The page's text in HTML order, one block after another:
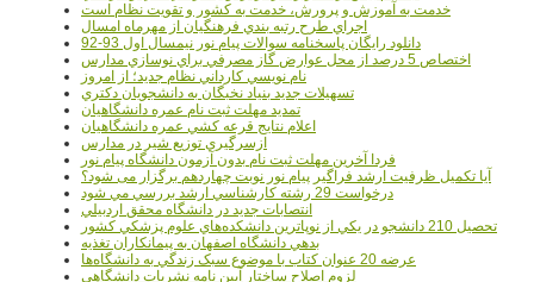
خدمت به آموزش و پرورش، خدمت به کشور و تقويت نظام است
اجراي طرح رتبه بندي فرهنگيان از مهرماه امسال
دانلود رایگان پاسخنامه سوالات پیام نور نیمسال اول 93-92
اختصاص 5 درصد از محل عوارض گاز مصرفي براي نوسازي مدارس
نام نويسي کارداني نظام جديد؛ از امروز
تسهيلات جديد بنياد نخبگان به دانشجويان دکتري
تمديد مهلت ثبت نام عمره دانشگاهيان
اعلام نتايج قرعه کشي عمره دانشگاهيان
ازسرگيري توزيع شير در مدارس
فردا آخرین مهلت ثبت نام بدون آزمون دانشگاه پیام نور
آیا تکمیل ظرفیت ارشد فراگیر پیام نور نوبت چهاردهم برگزار می شود؟
درخواست 29 رشته کارشناسي ارشد بررسي مي شود
انتصابات جديد در دانشگاه محقق اردبيلي
تحصيل 210 دانشجو در يکي از نوپاترين دانشکده‌هاي علوم پزشکي کشور
بدهي دانشگاه اصفهان به پيمانکاران تغذيه
عرضه 20 عنوان کتاب با موضوع سبک زندگي به دانشگاه‌ها
لزوم اصلاح ساختار آيين نامه نشريات دانشگاهي